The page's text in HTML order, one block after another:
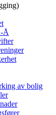
Å
av bolig